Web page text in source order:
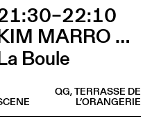
KIM MARRO & LIAM LELARGE
Boule
QG, TERRASSE DE
L’ORANGERIE